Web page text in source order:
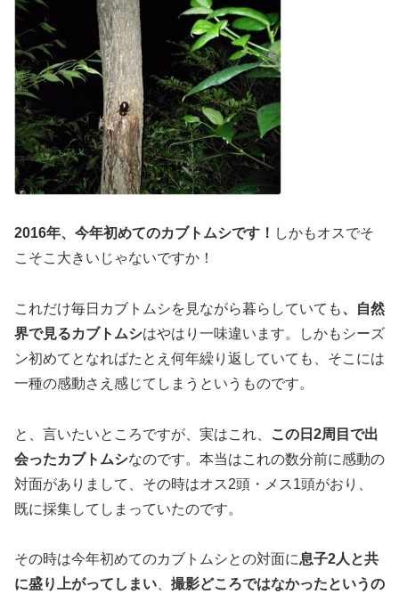
2016年、今年初めてのカブトムシです！ しかもオスでそ
こそこ大きいじゃないですか！
これだけ毎日カブトムシを見ながら暮らしていても、自然
界で見るカブトムシはやはり一味違います。しかもシーズ
ン初めてとなればたとえ何年繰り返していても、そこには
一種の感動さえ感じてしまうというものです。
と、言いたいところですが、実はこれ、
この日2周目で出
会ったカブトムシなのです。本当はこれの数分前に感動の
対面がありまして、その時はオス2頭・メス1頭がおり、
既に採集してしまっていたのです。
その時は今年初めてのカブトムシとの対面に息子2人と共
に盛り上がってしまい、 撮影どころではなかったというの